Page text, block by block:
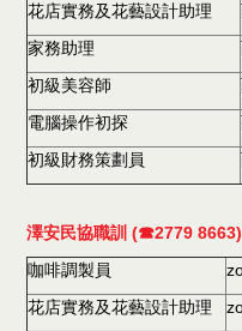
花店實務及花藝設計助理
家務助理
初級美容師
電腦操作初探
初級財務策劃員
澤安民協職訓 (☎2779 8663)
咖啡調製員
花店實務及花藝設計助理